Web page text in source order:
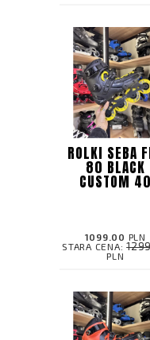
ROLKI SEBA
80 BLACK
CUSTOM 40
1099.00 PLN
STARA CENA:
PLN